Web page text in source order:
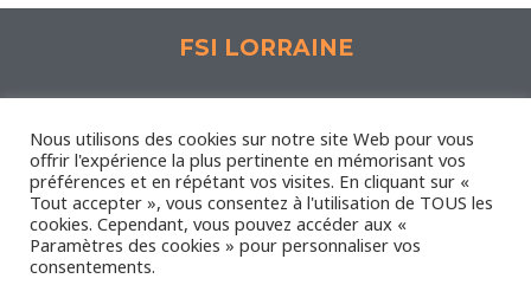
FSI LORRAINE
Espace Synergie, 1 Rue Lavoisier 57190 Florange
Nous contacter - Mentions légales
Administrateur - Plan du site
Nous utilisons des cookies sur notre site Web pour vous
offrir l'expérience la plus pertinente en mémorisant vos
préférences et en répétant vos visites. En cliquant sur «
Tout accepter », vous consentez à l'utilisation de TOUS les
cookies. Cependant, vous pouvez accéder aux «
Paramètres des cookies » pour personnaliser vos
consentements.